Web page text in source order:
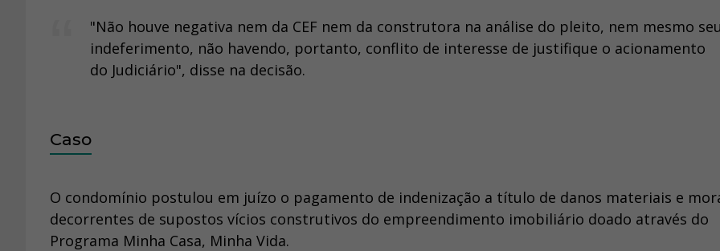
"Não houve negativa nem da CEF nem da construtora na análise do pleito, nem mesmo
indeferimento, não havendo, portanto, conflito de interesse de justifique o acionamento
do Judiciário", disse na decisão.
Caso
O condomínio postulou em juízo o pagamento de indenização a título de danos materiais e
decorrentes de supostos vícios construtivos do empreendimento imobiliário doado através do
Programa Minha Casa, Minha Vida.